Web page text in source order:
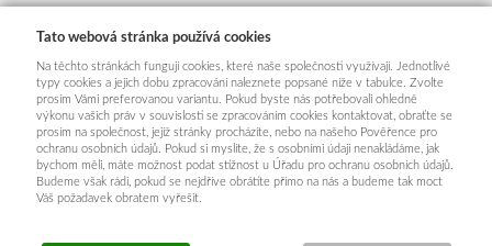
Tato webová stránka používá cookies
Na těchto stránkách fungují cookies, které naše společnosti využívají. Jednotlivé
typy cookies a jejich dobu zpracování naleznete popsané níže v tabulce. Zvolte
prosím Vámi preferovanou variantu. Pokud byste nás potřebovali ohledně
výkonu vašich práv v souvislosti se zpracováním cookies kontaktovat, obraťte se
prosím na společnost, jejíž stránky procházíte, nebo na našeho Pověřence pro
ochranu osobních údajů. Pokud si myslíte, že s osobními údaji nenakládáme, jak
bychom měli, máte možnost podat stížnost u Úřadu pro ochranu osobních údajů.
Budeme však rádi, pokud se nejdříve obrátíte přímo na nás a budeme tak moct
Váš požadavek obratem vyřešit.